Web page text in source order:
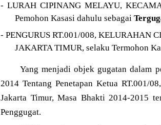
- LURAH CIPINANG MELAYU,
Pemohon Kasasi dahulu sebagai
- PENGURUS RT.001/008, KELURAHAN
JAKARTA TIMUR, selaku Termohon
Yang menjadi objek gugatan dalam
2014 Tentang Penetapan Ketua RT.001/
Jakarta Timur, Masa Bhakti 2014-2015
Penggugat.